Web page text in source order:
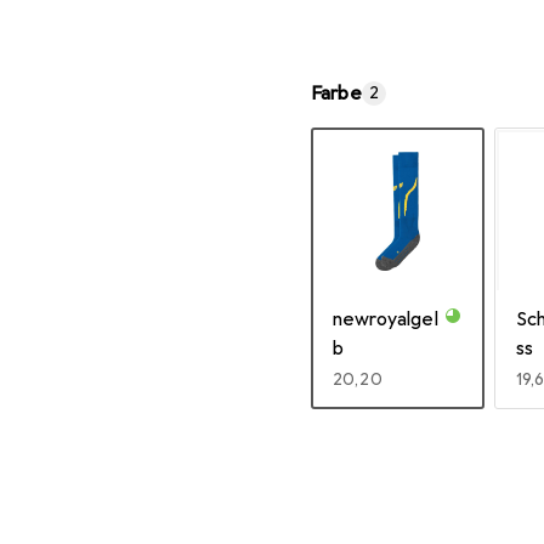
Farbe 2
newroyalgel
b
EUR
20,20
ss